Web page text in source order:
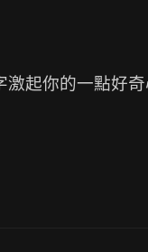
起你的一點好